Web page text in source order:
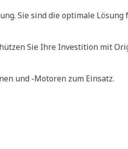
Sie sind die optimale
Sie Ihre Investition mit
und -Motoren zum Einsatz.